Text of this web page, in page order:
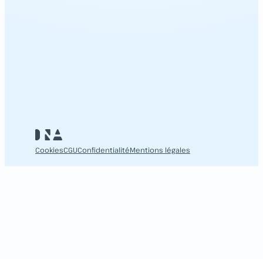
CookiesCGUConfidentialitéMentions légales